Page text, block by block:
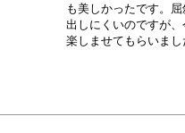
も美しかったです。
出しにくいのですが